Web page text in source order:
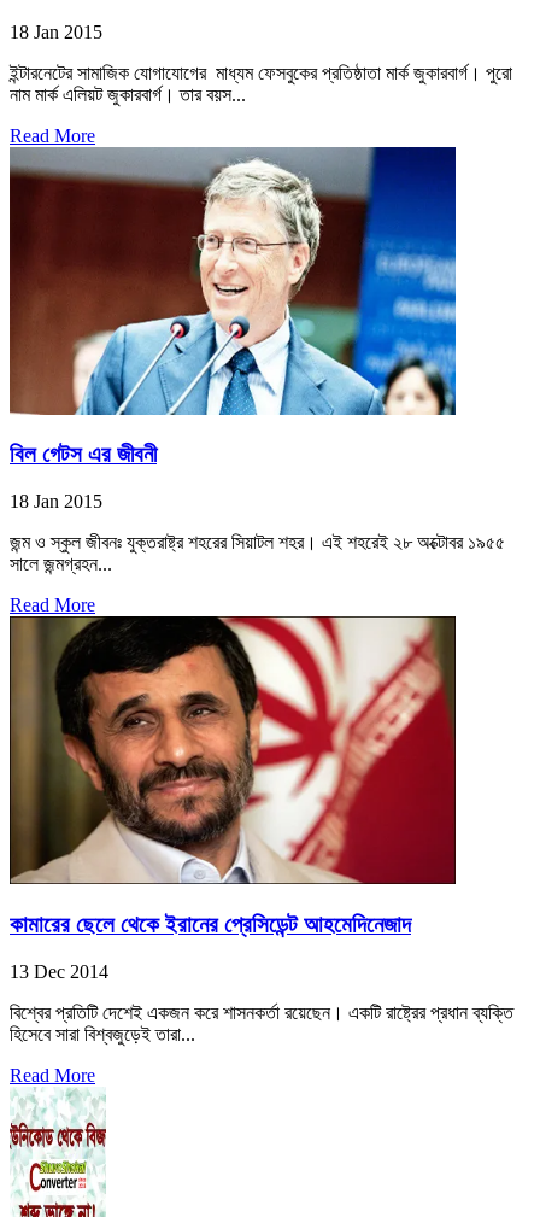
18 Jan 2015
ইন্টারনেটের সামাজিক যোগাযোগের মাধ্যম ফেসবুকের প্রতিষ্ঠাতা মার্ক জুকারবার্গ। পুরো
নাম মার্ক এলিয়ট জুকারবার্গ। তার বয়স...
Read More
বিল গেটস এর জীবনী
18 Jan 2015
জন্ম ও স্কুল জীবনঃ যুক্তরাষ্ট্র শহরের সিয়াটল শহর। এই শহরেই ২৮ অক্টোবর ১৯৫৫
সালে জন্মগ্রহন...
Read More
কামারের ছেলে থেকে ইরানের প্রেসিডেন্ট আহমেদিনেজাদ
13 Dec 2014
বিশ্বের প্রতিটি দেশেই একজন করে শাসনকর্তা রয়েছেন। একটি রাষ্ট্রের প্রধান ব্যক্তি
হিসেবে সারা বিশ্বজুড়েই তারা...
Read More